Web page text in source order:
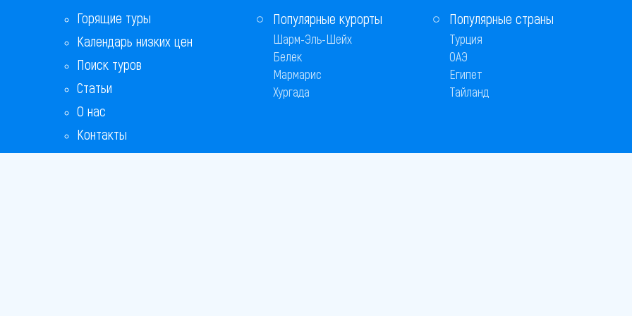
Горящие туры
Календарь низких цен
Поиск туров
Статьи
О нас
Контакты
Популярные курорты
Шарм-Эль-Шейх
Белек
Мармарис
Хургада
Популярные страны
Турция
ОАЭ
Египет
Тайланд